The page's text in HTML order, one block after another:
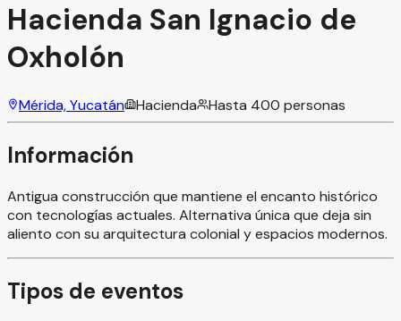
Hacienda San Ignacio de
Oxholón
Mérida, Yucatán Hacienda Hasta 400 personas
Información
Antigua construcción que mantiene el encanto histórico
con tecnologías actuales. Alternativa única que deja sin
aliento con su arquitectura colonial y espacios modernos.
Tipos de eventos